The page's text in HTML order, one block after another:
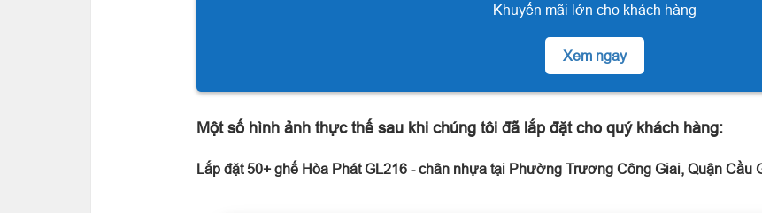
Khuyến mãi lớn cho khách hàng
Xem ngay
Một số hình ảnh thực thế sau khi chúng tôi đã lắp đặt cho quý khách hàng:
Lắp đặt 50+ ghế Hòa Phát GL216 - chân nhựa tại Phường Trương Công Giai, Quận Cầu